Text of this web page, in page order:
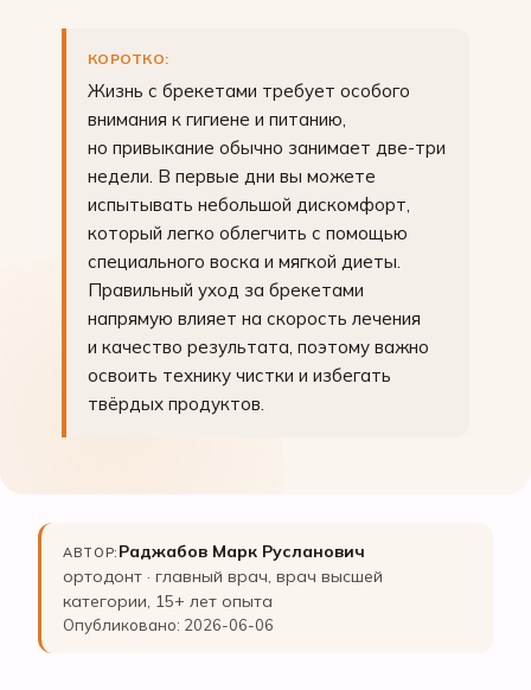
КОРОТКО:
Жизнь с брекетами требует особого
внимания к гигиене и питанию,
но привыкание обычно занимает две-три
недели. В первые дни вы можете
испытывать небольшой дискомфорт,
который легко облегчить с помощью
специального воска и мягкой диеты.
Правильный уход за брекетами
напрямую влияет на скорость лечения
и качество результата, поэтому важно
освоить технику чистки и избегать
твёрдых продуктов.
АВТОР: Раджабов Марк Русланович
ортодонт · главный врач, врач высшей
категории, 15+ лет опыта
Опубликовано: 2026-06-06